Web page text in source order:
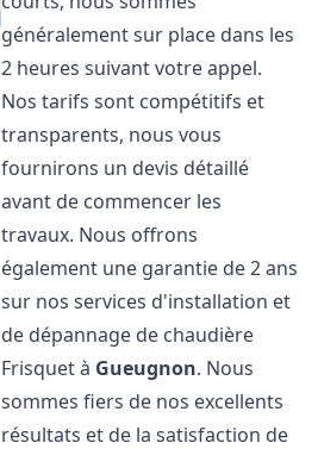
généralement sur place dans les
2 heures suivant votre appel.
Nos tarifs sont compétitifs et
transparents, nous vous
fournirons un devis détaillé
avant de commencer les
travaux. Nous offrons
également une garantie de 2 ans
sur nos services d'installation et
de dépannage de chaudière
Frisquet à Gueugnon. Nous
sommes fiers de nos excellents
résultats et de la satisfaction de